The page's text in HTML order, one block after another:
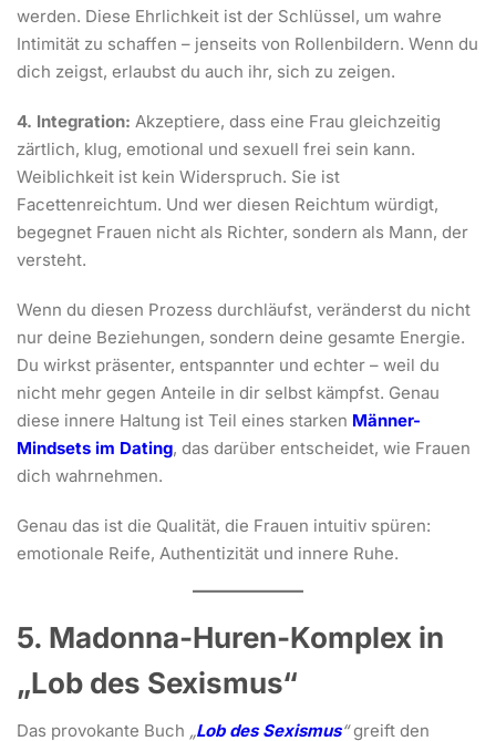
werden. Diese Ehrlichkeit ist der Schlüssel, um wahre
Intimität zu schaffen – jenseits von Rollenbildern. Wenn du
dich zeigst, erlaubst du auch ihr, sich zu zeigen.
4. Integration: Akzeptiere, dass eine Frau gleichzeitig
zärtlich, klug, emotional und sexuell frei sein kann.
Weiblichkeit ist kein Widerspruch. Sie ist
Facettenreichtum. Und wer diesen Reichtum würdigt,
begegnet Frauen nicht als Richter, sondern als Mann, der
versteht.
Wenn du diesen Prozess durchläufst, veränderst du nicht
nur deine Beziehungen, sondern deine gesamte Energie.
Du wirkst präsenter, entspannter und echter – weil du
nicht mehr gegen Anteile in dir selbst kämpfst. Genau
diese innere Haltung ist Teil eines starken Männer-
Mindsets im Dating, das darüber entscheidet, wie Frauen
dich wahrnehmen.
Genau das ist die Qualität, die Frauen intuitiv spüren:
emotionale Reife, Authentizität und innere Ruhe.
5. Madonna-Huren-Komplex in
„Lob des Sexismus“
Das provokante Buch „Lob des Sexismus“greift den